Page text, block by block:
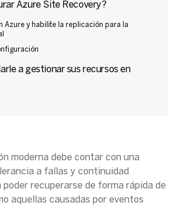
Azure Site Recovery?
Azure y habilite la replicación para la
a gestionar sus recursos en
moderna debe contar con una
a fallas y continuidad
poder recuperarse de forma rápida de
aquellas causadas por eventos